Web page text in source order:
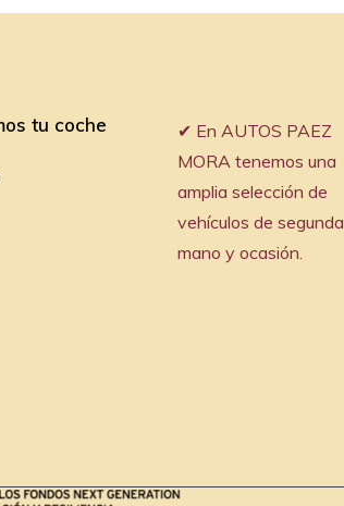
tu coche
✔︎ En AUTOS PAEZ
MORA tenemos una
amplia selección de
vehículos de segunda
mano y ocasión.